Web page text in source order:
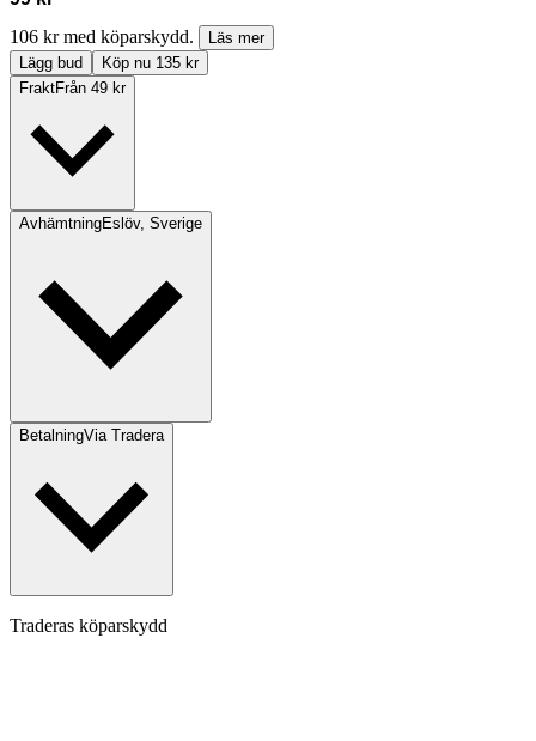
106 kr med köparskydd.
Läs mer
Lägg bud
Köp nu 135 kr
FraktFrån 49 kr
AvhämtningEslöv, Sverige
BetalningVia Tradera
Traderas köparskydd